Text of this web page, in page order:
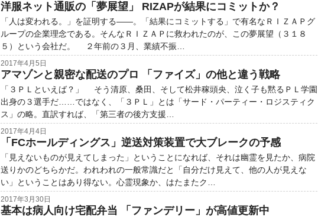
洋服ネット通販の「夢展望」 RIZAPが結果にコミットか？
「人は変われる。」を証明する――。「結果にコミットする」で有名なＲＩＺＡＰグ
ループの企業理念である。そんなＲＩＺＡＰに救われたのが、この夢展望（３１８
５）という会社だ。 ２年前の３月、業績不振…
2017年4月5日
アマゾンと親密な配送のプロ 「ファイズ」の他と違う戦略
「３ＰＬといえば？」 そう清原、桑田、そして松井稼頭央、泣く子も黙るＰＬ学園
出身の３選手だ……ではなく、「３ＰＬ」とは「サード・パーティー・ロジスティク
ス」の略。直訳すれば、「第三者の後方支援…
2017年4月4日
「FCホールディングス」逆送対策装置で大ブレークの予感
「見えないものが見えてしまった」ということになれば、それは幽霊を見たか、病院
送りかのどちらかだ。われわれの一般常識だと「自分だけ見えて、他の人が見えな
い」ということはあり得ない。心霊現象か、はたまたク…
2017年3月30日
基本は病人向け宅配弁当 「ファンデリー」が高値更新中